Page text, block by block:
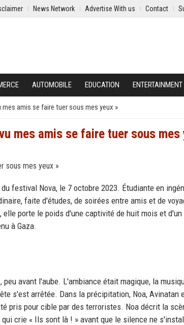
News Network Advertise With us Contact
AUTOMOBILE EDUCATION ENTERTAINMENT
mes amis se faire tuer sous mes yeux »
mes amis se faire tuer sous mes
festival Nova, le 7 octobre 2023. Étudiante en
faite d'études, de soirées entre amis et de
porte le poids d'une captivité de huit mois et
à Gaza.
avant l'aube. L'ambiance était magique, la
s'est arrêtée. Dans la précipitation, Noa, Avinatan
pris pour cible par des terroristes. Noa décrit la
crie « Ils sont là ! » avant que le silence ne